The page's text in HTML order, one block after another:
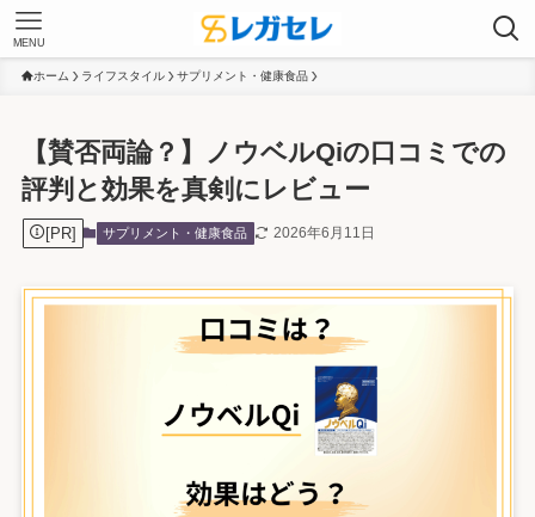
MENU
ホーム ライフスタイル サプリメント・健康食品
【賛否両論？】ノウベルQiの口コミでの
評判と効果を真剣にレビュー
[PR] サプリメント・健康食品 2026年6月11日